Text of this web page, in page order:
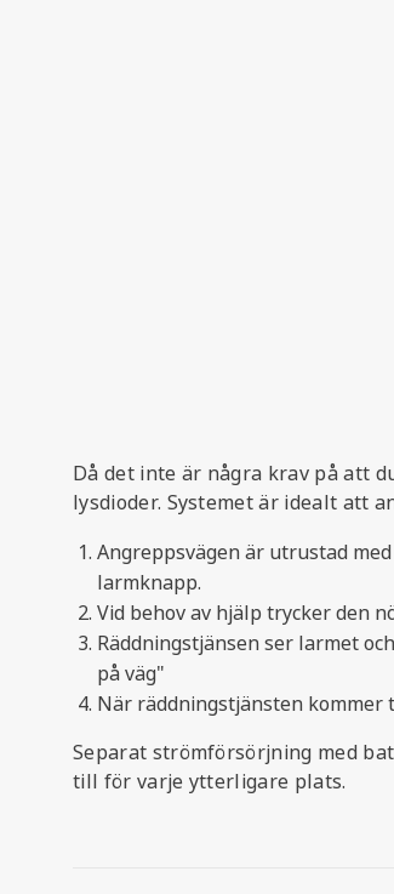
Då det inte är några krav på att
lysdioder. Systemet är idealt att
Angreppsvägen är utrustad
larmknapp.
Vid behov av hjälp trycker den
Räddningstjänsen ser larmet
på väg"
När räddningstjänsten
Separat strömförsörjning med
till för varje ytterligare plats.